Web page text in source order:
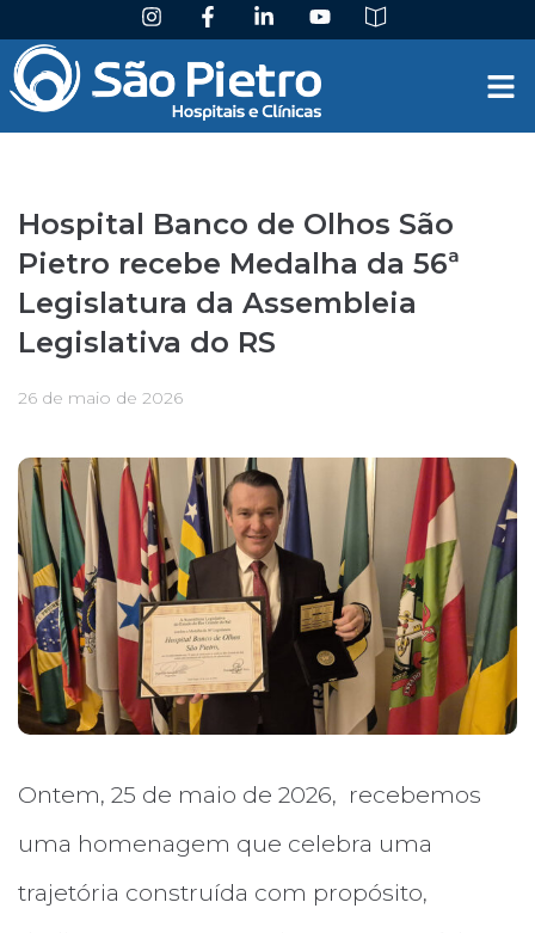
Hospital Banco de Olhos São
Pietro recebe Medalha da 56ª
Legislatura da Assembleia
Legislativa do RS
26 de maio de 2026
Ontem, 25 de maio de 2026, recebemos
uma homenagem que celebra uma
trajetória construída com propósito,